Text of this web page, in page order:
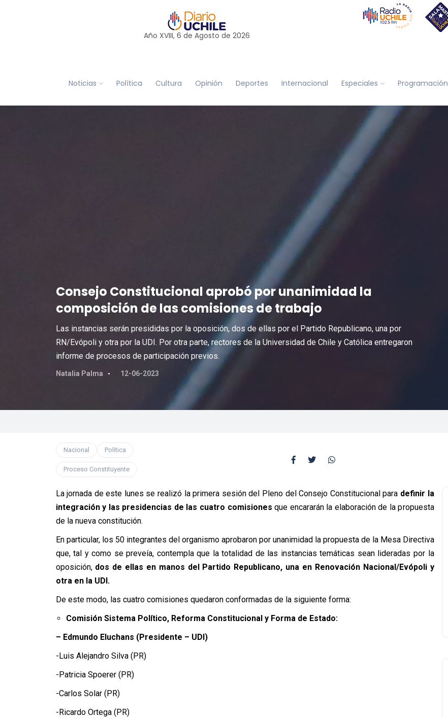
Año XVIII, 6 de Agosto de 2026
Noticias Política Cultura Opinión Deportes Internacional Especiales Programación
Consejo Constitucional aprobó por unanimidad la
composición de las comisiones de trabajo
Las instancias serán presididas por la oposición, dos de ellas por el Partido Republicano, una por
RN/Evópoli y otra por la UDI. Por otra parte, rectores de la Universidad de Chile y Católica entregaron
informe de procesos de participación previos.
Natalia Palma 12-06-2023
Nacional Política
Proceso Constituyente
La jornada de este lunes se realizó la primera sesión del Pleno del Consejo Constitucional para definir la
integración y las presidencias de las cuatro comisiones que encararán la elaboración de la propuesta
de la nueva constitución.
En particular, los 50 integrantes del organismo aprobaron por unanimidad la propuesta de la Mesa Directiva
que, tal y como se preveía, contempla que la totalidad de las instancias temáticas sean lideradas por la
oposición, dos de ellas en manos del Partido Republicano, una en Renovación Nacional/Evópoli y
otra en la UDI.
De este modo, las cuatro comisiones quedaron conformadas de la siguiente forma:
Comisión Sistema Político, Reforma Constitucional y Forma de Estado:
– Edmundo Eluchans (Presidente – UDI)
-Luis Alejandro Silva (PR)
-Patricia Spoerer (PR)
-Carlos Solar (PR)
-Ricardo Ortega (PR)